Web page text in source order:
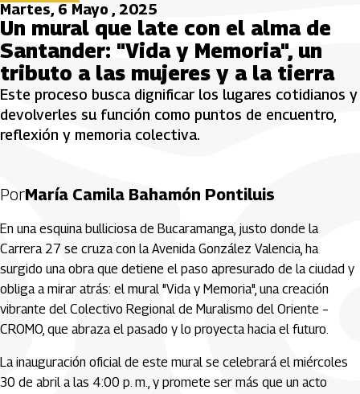
Martes, 6 Mayo , 2025
Un mural que late con el alma de
Santander: "Vida y Memoria", un
tributo a las mujeres y a la tierra
Este proceso busca dignificar los lugares cotidianos y
devolverles su función como puntos de encuentro,
reflexión y memoria colectiva.
PorMaría Camila Bahamón Pontiluis
En una esquina bulliciosa de Bucaramanga, justo donde la
Carrera 27 se cruza con la Avenida González Valencia, ha
surgido una obra que detiene el paso apresurado de la ciudad y
obliga a mirar atrás: el mural "Vida y Memoria", una creación
vibrante del Colectivo Regional de Muralismo del Oriente –
CROMO, que abraza el pasado y lo proyecta hacia el futuro.
La inauguración oficial de este mural se celebrará el miércoles
30 de abril a las 4:00 p. m., y promete ser más que un acto